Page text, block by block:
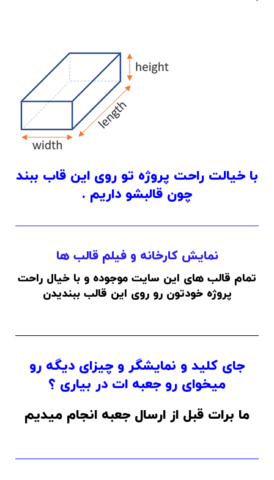
با خیالت راحت پروژه تو روی این قاب ببند
چون قالبشو داریم .
نمایش کارخانه و فیلم قالب ها
تمام قالب های این سایت موجوده و با خیال راحت
پروژه خودتون رو روی این قالب ببندیدن
جای کلید و نمایشگر و چیزای دیگه رو
میخوای رو جعبه ات در بیاری ؟
ما برات قبل از ارسال جعبه انجام میدیم